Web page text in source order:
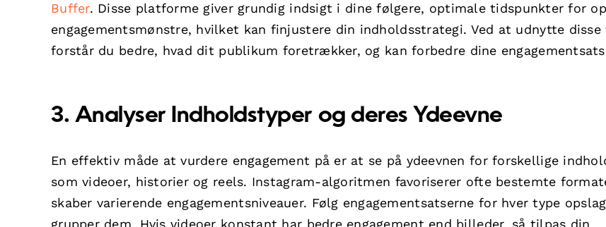
Buffer. Disse platforme giver grundig indsigt i dine følgere, optimale tidspunkter for
engagementsmønstre, hvilket kan finjustere din indholdsstrategi. Ved at udnytte
forstår du bedre, hvad dit publikum foretrækker, og kan forbedre dine
3. Analyser Indholdstyper og deres Ydeevne
En effektiv måde at vurdere engagement på er at se på ydeevnen for forskellige
som videoer, historier og reels. Instagram-algoritmen favoriserer ofte bestemte
skaber varierende engagementsniveauer. Følg engagementsatserne for hver type
grupper dem. Hvis videoer konstant har bedre engagement end billeder, så tilpas din